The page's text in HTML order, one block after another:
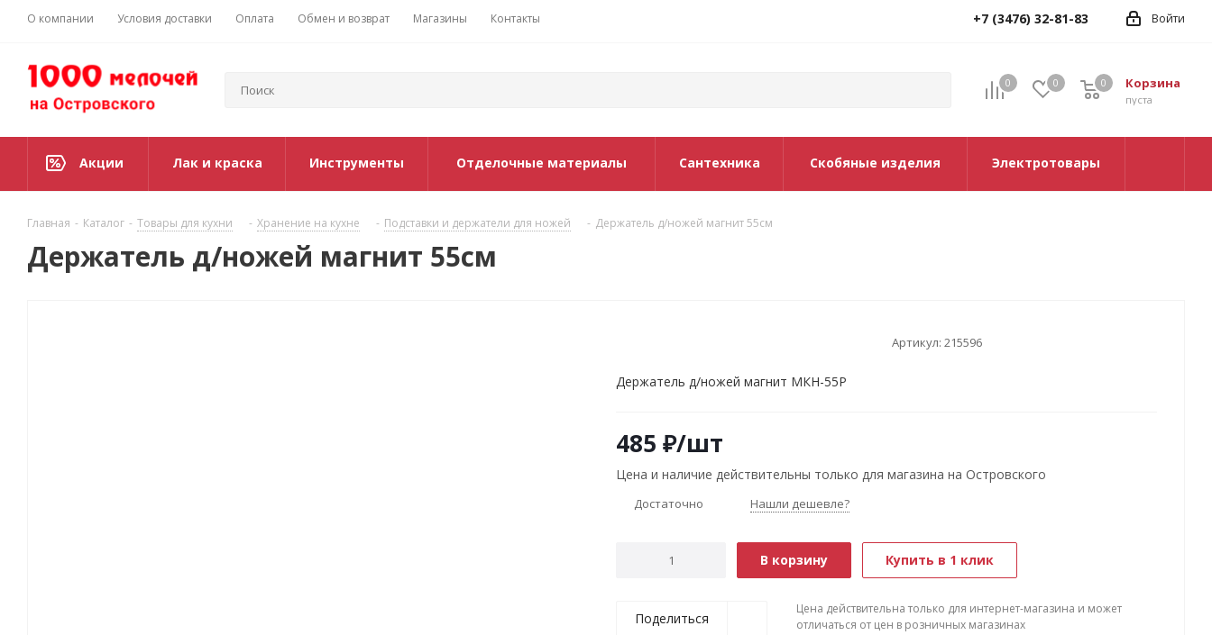
О компании Условия доставки Оплата Обмен и возврат Магазины Контакты Войти
+7 (3476) 32-81-83
0 0 Корзина
0
пуста
0
Акции Лак и краска Инструменты Отделочные материалы Сантехника Скобяные изделия Электротовары
Главная - Каталог - Товары для кухни - Хранение на кухне - Подставки и держатели для ножей - Держатель д/ножей магнит 55см
Держатель д/ножей магнит 55см
Артикул: 215596
Держатель д/ножей магнит МКН-55Р
485 ₽/шт
Цена и наличие действительны только для магазина на Островского
Достаточно Нашли дешевле?
В корзину Купить в 1 клик
Поделиться
Цена действительна только для интернет-магазина и может
отличаться от цен в розничных магазинах